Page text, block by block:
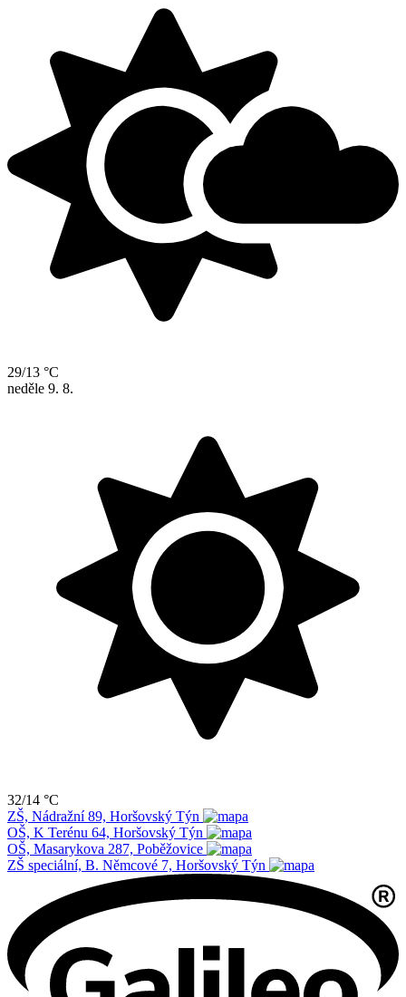
29/13 °C
neděle 9. 8.
32/14 °C
ZŠ, Nádražní 89, Horšovský Týn
OŠ, K Terénu 64, Horšovský Týn
OŠ, Masarykova 287, Poběžovice
ZŠ speciální, B. Němcové 7, Horšovský Týn